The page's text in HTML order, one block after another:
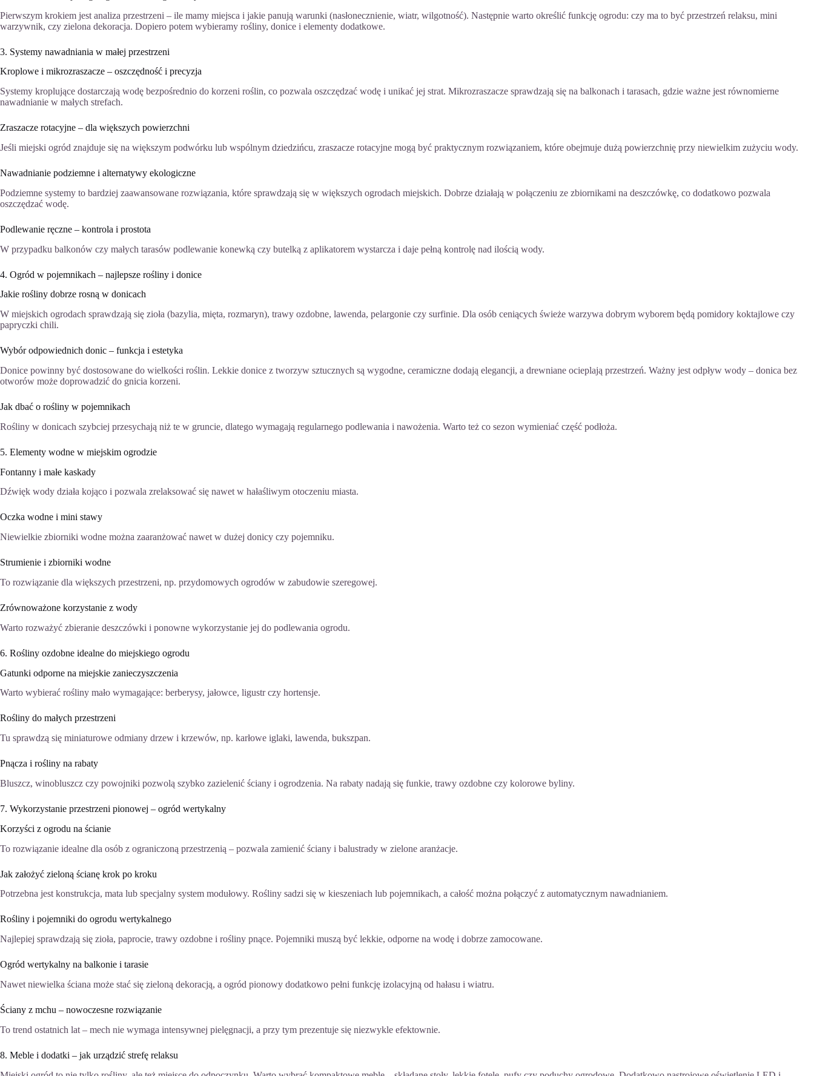
Pierwszym krokiem jest analiza przestrzeni – ile mamy miejsca i jakie panują warunki (nasłonecznienie, wiatr, wilgotność). Następnie warto określić funkcję ogrodu: czy ma to być przestrzeń relaksu, mini
warzywnik, czy zielona dekoracja. Dopiero potem wybieramy rośliny, donice i elementy dodatkowe.
3. Systemy nawadniania w małej przestrzeni
Kroplowe i mikrozraszacze – oszczędność i precyzja
Systemy kroplujące dostarczają wodę bezpośrednio do korzeni roślin, co pozwala oszczędzać wodę i unikać jej strat. Mikrozraszacze sprawdzają się na balkonach i tarasach, gdzie ważne jest równomierne
nawadnianie w małych strefach.
Zraszacze rotacyjne – dla większych powierzchni
Jeśli miejski ogród znajduje się na większym podwórku lub wspólnym dziedzińcu, zraszacze rotacyjne mogą być praktycznym rozwiązaniem, które obejmuje dużą powierzchnię przy niewielkim zużyciu wody.
Nawadnianie podziemne i alternatywy ekologiczne
Podziemne systemy to bardziej zaawansowane rozwiązania, które sprawdzają się w większych ogrodach miejskich. Dobrze działają w połączeniu ze zbiornikami na deszczówkę, co dodatkowo pozwala
oszczędzać wodę.
Podlewanie ręczne – kontrola i prostota
W przypadku balkonów czy małych tarasów podlewanie konewką czy butelką z aplikatorem wystarcza i daje pełną kontrolę nad ilością wody.
4. Ogród w pojemnikach – najlepsze rośliny i donice
Jakie rośliny dobrze rosną w donicach
W miejskich ogrodach sprawdzają się zioła (bazylia, mięta, rozmaryn), trawy ozdobne, lawenda, pelargonie czy surfinie. Dla osób ceniących świeże warzywa dobrym wyborem będą pomidory koktajlowe czy
papryczki chili.
Wybór odpowiednich donic – funkcja i estetyka
Donice powinny być dostosowane do wielkości roślin. Lekkie donice z tworzyw sztucznych są wygodne, ceramiczne dodają elegancji, a drewniane ocieplają przestrzeń. Ważny jest odpływ wody – donica bez
otworów może doprowadzić do gnicia korzeni.
Jak dbać o rośliny w pojemnikach
Rośliny w donicach szybciej przesychają niż te w gruncie, dlatego wymagają regularnego podlewania i nawożenia. Warto też co sezon wymieniać część podłoża.
5. Elementy wodne w miejskim ogrodzie
Fontanny i małe kaskady
Dźwięk wody działa kojąco i pozwala zrelaksować się nawet w hałaśliwym otoczeniu miasta.
Oczka wodne i mini stawy
Niewielkie zbiorniki wodne można zaaranżować nawet w dużej donicy czy pojemniku.
Strumienie i zbiorniki wodne
To rozwiązanie dla większych przestrzeni, np. przydomowych ogrodów w zabudowie szeregowej.
Zrównoważone korzystanie z wody
Warto rozważyć zbieranie deszczówki i ponowne wykorzystanie jej do podlewania ogrodu.
6. Rośliny ozdobne idealne do miejskiego ogrodu
Gatunki odporne na miejskie zanieczyszczenia
Warto wybierać rośliny mało wymagające: berberysy, jałowce, ligustr czy hortensje.
Rośliny do małych przestrzeni
Tu sprawdzą się miniaturowe odmiany drzew i krzewów, np. karłowe iglaki, lawenda, bukszpan.
Pnącza i rośliny na rabaty
Bluszcz, winobluszcz czy powojniki pozwolą szybko zazielenić ściany i ogrodzenia. Na rabaty nadają się funkie, trawy ozdobne czy kolorowe byliny.
7. Wykorzystanie przestrzeni pionowej – ogród wertykalny
Korzyści z ogrodu na ścianie
To rozwiązanie idealne dla osób z ograniczoną przestrzenią – pozwala zamienić ściany i balustrady w zielone aranżacje.
Jak założyć zieloną ścianę krok po kroku
Potrzebna jest konstrukcja, mata lub specjalny system modułowy. Rośliny sadzi się w kieszeniach lub pojemnikach, a całość można połączyć z automatycznym nawadnianiem.
Rośliny i pojemniki do ogrodu wertykalnego
Najlepiej sprawdzają się zioła, paprocie, trawy ozdobne i rośliny pnące. Pojemniki muszą być lekkie, odporne na wodę i dobrze zamocowane.
Ogród wertykalny na balkonie i tarasie
Nawet niewielka ściana może stać się zieloną dekoracją, a ogród pionowy dodatkowo pełni funkcję izolacyjną od hałasu i wiatru.
Ściany z mchu – nowoczesne rozwiązanie
To trend ostatnich lat – mech nie wymaga intensywnej pielęgnacji, a przy tym prezentuje się niezwykle efektownie.
8. Meble i dodatki – jak urządzić strefę relaksu